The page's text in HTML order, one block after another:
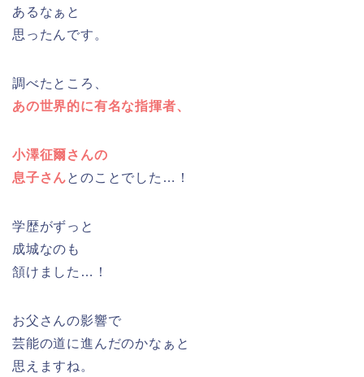
あるなぁと
思ったんです。
調べたところ、
あの世界的に有名な指揮者、
小澤征爾さんの
息子さんとのことでした…！
学歴がずっと
成城なのも
頷けました…！
お父さんの影響で
芸能の道に進んだのかなぁと
思えますね。